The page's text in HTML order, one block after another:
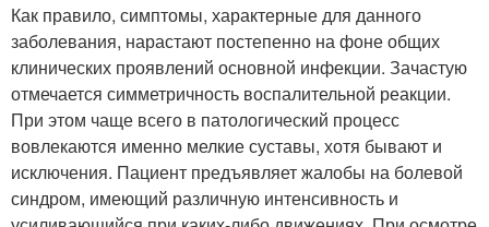
Как правило, симптомы, характерные для данного
заболевания, нарастают постепенно на фоне общих
клинических проявлений основной инфекции. Зачастую
отмечается симметричность воспалительной реакции.
При этом чаще всего в патологический процесс
вовлекаются именно мелкие суставы, хотя бывают и
исключения. Пациент предъявляет жалобы на болевой
синдром, имеющий различную интенсивность и